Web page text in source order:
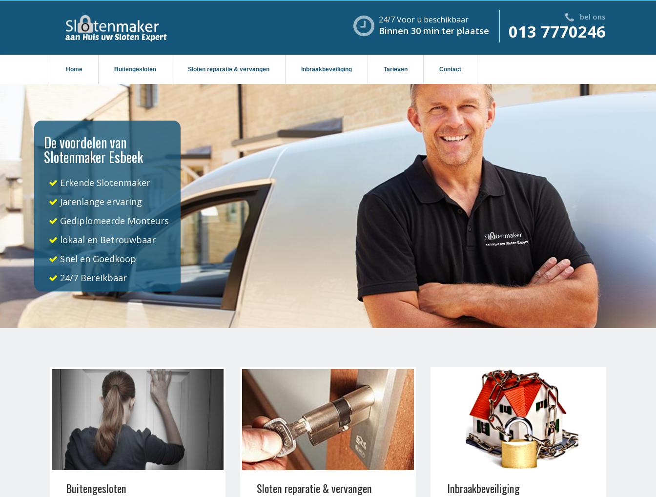
24/7 Voor u beschikbaar
Binnen 30 min ter plaatse
bel ons
013 7770246
Home Buitengesloten Sloten reparatie & vervangen Inbraakbeveiliging Tarieven Contact
De voordelen van
Slotenmaker Esbeek
Erkende Slotenmaker
Jarenlange ervaring
Gediplomeerde Monteurs
lokaal en Betrouwbaar
Snel en Goedkoop
24/7 Bereikbaar
Buitengesloten Sloten reparatie & vervangen Inbraakbeveiliging